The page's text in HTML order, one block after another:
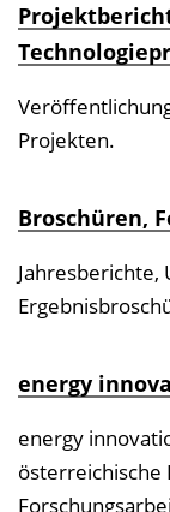
Projekten.
Broschüren,
Jahresberichte,
energy
energy
österreichische